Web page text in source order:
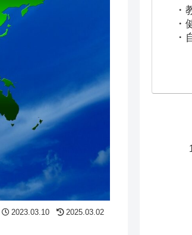
2023.03.10 2025.03.02
・
・
・